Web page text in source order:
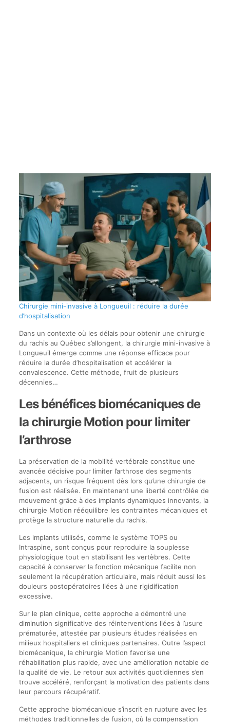
Chirurgie mini-invasive à Longueuil : réduire la durée
d’hospitalisation
Dans un contexte où les délais pour obtenir une chirurgie
du rachis au Québec s’allongent, la chirurgie mini-invasive à
Longueuil émerge comme une réponse efficace pour
réduire la durée d’hospitalisation et accélérer la
convalescence. Cette méthode, fruit de plusieurs
décennies…
Les bénéfices biomécaniques de
la chirurgie Motion pour limiter
l’arthrose
La préservation de la mobilité vertébrale constitue une
avancée décisive pour limiter l’arthrose des segments
adjacents, un risque fréquent dès lors qu’une chirurgie de
fusion est réalisée. En maintenant une liberté contrôlée de
mouvement grâce à des implants dynamiques innovants, la
chirurgie Motion rééquilibre les contraintes mécaniques et
protège la structure naturelle du rachis.
Les implants utilisés, comme le système TOPS ou
Intraspine, sont conçus pour reproduire la souplesse
physiologique tout en stabilisant les vertèbres. Cette
capacité à conserver la fonction mécanique facilite non
seulement la récupération articulaire, mais réduit aussi les
douleurs postopératoires liées à une rigidification
excessive.
Sur le plan clinique, cette approche a démontré une
diminution significative des réinterventions liées à l’usure
prématurée, attestée par plusieurs études réalisées en
milieux hospitaliers et cliniques partenaires. Outre l’aspect
biomécanique, la chirurgie Motion favorise une
réhabilitation plus rapide, avec une amélioration notable de
la qualité de vie. Le retour aux activités quotidiennes s’en
trouve accéléré, renforçant la motivation des patients dans
leur parcours récupératif.
Cette approche biomécanique s’inscrit en rupture avec les
méthodes traditionnelles de fusion, où la compensation